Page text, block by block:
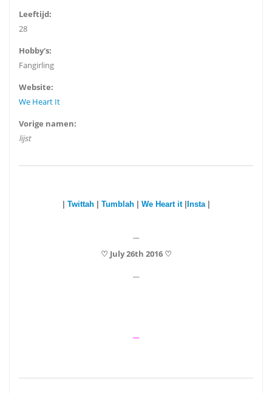
Leeftijd:
28
Hobby's:
Fangirling
Website:
We Heart It
Vorige namen:
lijst
Twittah| Tumblah| We Heart it| Insta|
♡ July 26th 2016 ♡